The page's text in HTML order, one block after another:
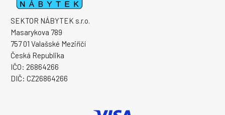
SEKTOR NÁBYTEK s.r.o.
Masarykova 789
757 01 Valašské Meziříčí
Česká Republika
IČO: 26864266
DIČ: CZ26864266